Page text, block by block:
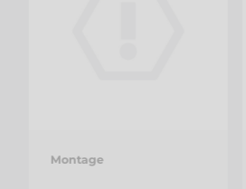
Montage